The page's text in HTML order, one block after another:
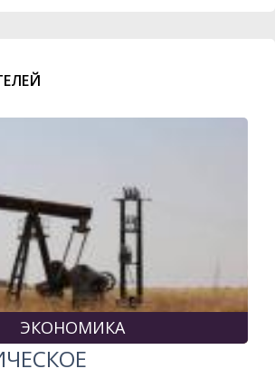
ЭКОНОМИКА